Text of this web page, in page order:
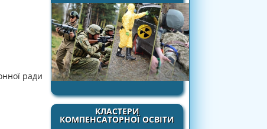
КЛАСТЕРИ
КОМПЕНСАТОРНОЇ ОСВІТИ
ради